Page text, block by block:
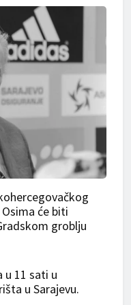
će biti
groblju
u 11 sati u
u Sarajevu.